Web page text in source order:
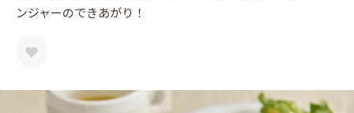
ンジャーのできあがり！